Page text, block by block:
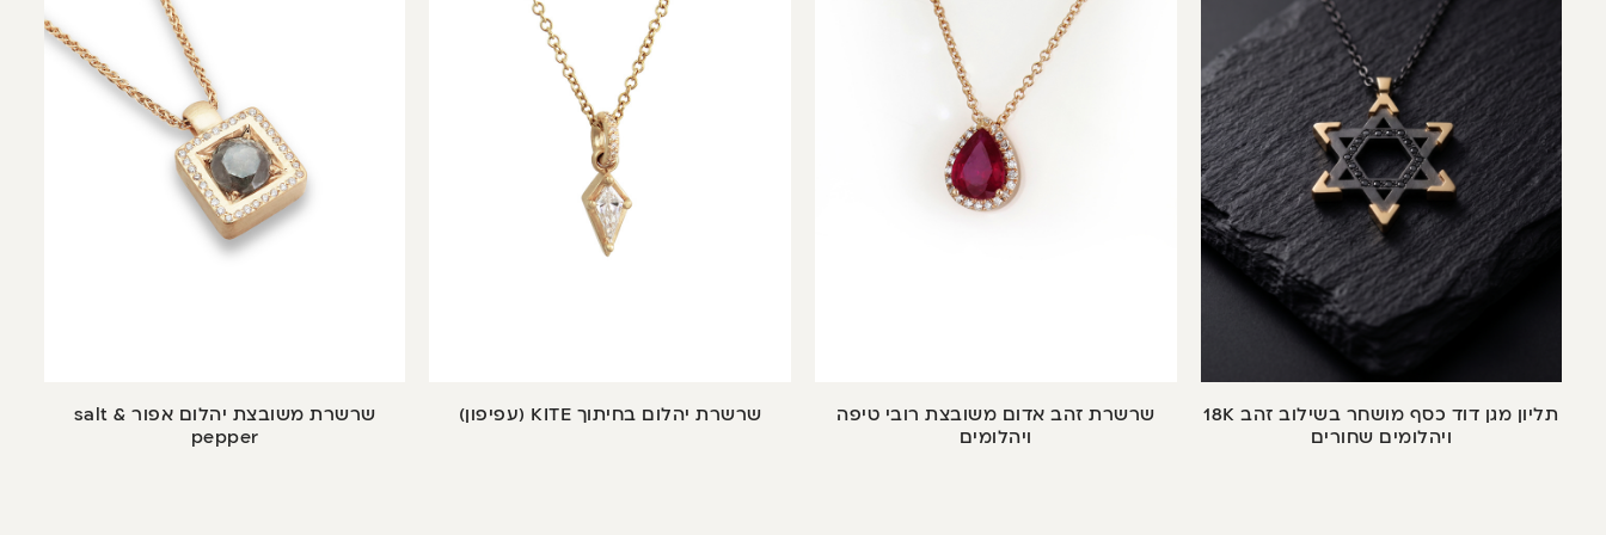
תליון מגן דוד כסף מושחר בשילוב זהב 18K
ויהלומים שחורים
שרשרת זהב אדום משובצת רובי טיפה
ויהלומים
שרשרת יהלום בחיתוך KITE (עפיפון)
שרשרת משובצת יהלום אפור salt &
pepper